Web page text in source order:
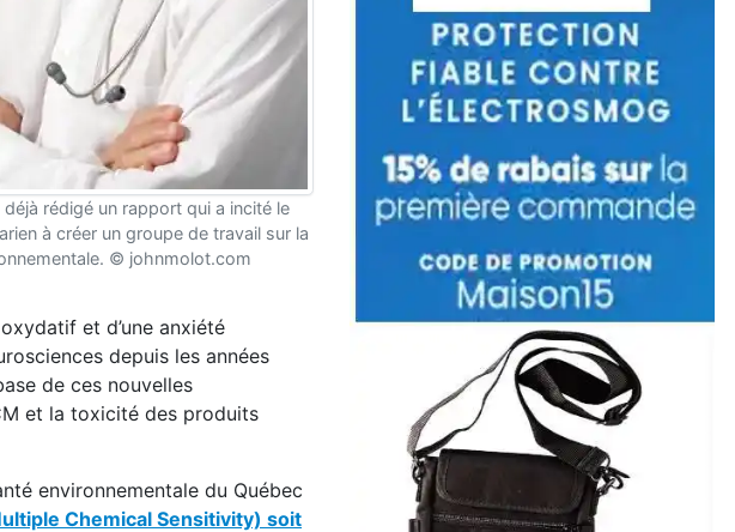
rédigé un rapport qui a incité le
à créer un groupe de travail sur la
© johnmolot.com
et d’une anxiété
depuis les années
de ces nouvelles
et la toxicité des produits
environnementale du Québec
Chemical Sensitivity) soit